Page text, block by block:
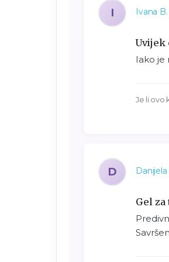
I Ivana B.
Iako je
Je li ovo
D Danijela
Gel